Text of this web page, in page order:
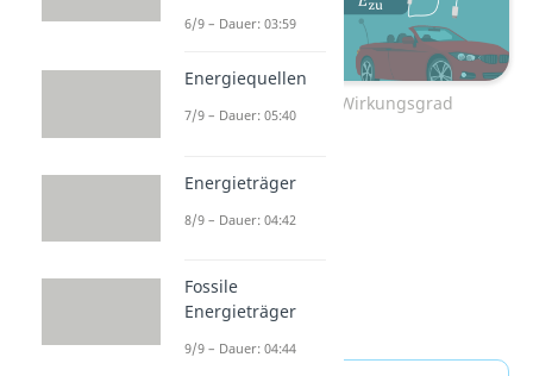
Zum Video: Wirkungsgrad
6/9 – Dauer: 03:59
Energiequellen
7/9 – Dauer: 05:40
Energieträger
8/9 – Dauer: 04:42
Fossile
Energieträger
9/9 – Dauer: 04:44